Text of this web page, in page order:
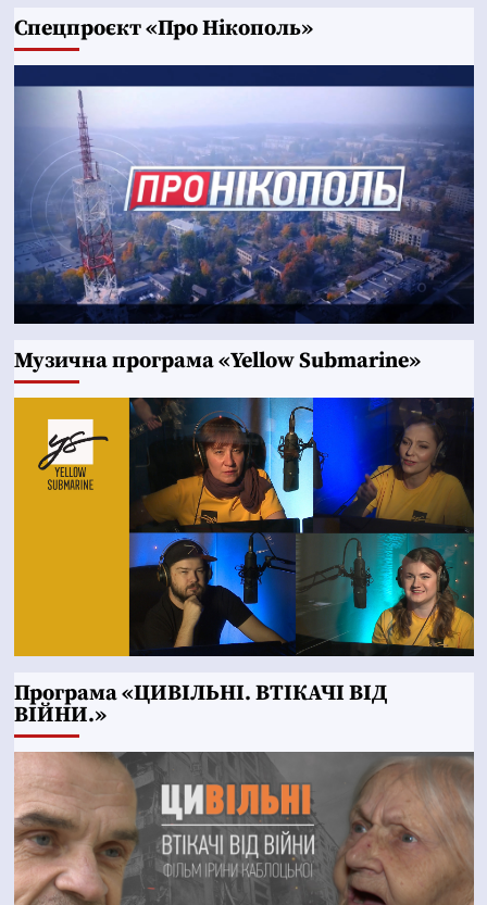
Cпецпроєкт «Про Нікополь»
Музична програма «Yellow Submarine»
Програма «ЦИВІЛЬНІ. ВТІКАЧІ ВІД
ВІЙНИ.»